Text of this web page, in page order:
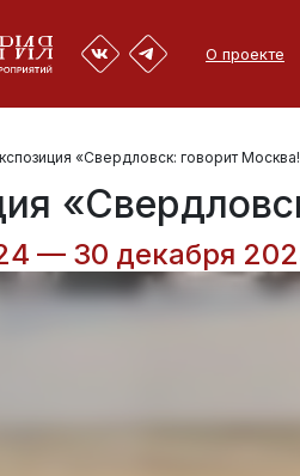
О проекте
«Свердловск: говорит
— 30 декабря